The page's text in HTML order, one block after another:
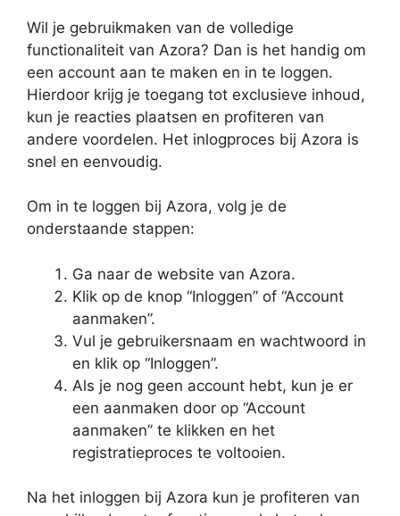
Wil je gebruikmaken van de volledige
functionaliteit van Azora? Dan is het handig om
een account aan te maken en in te loggen.
Hierdoor krijg je toegang tot exclusieve inhoud,
kun je reacties plaatsen en profiteren van
andere voordelen. Het inlogproces bij Azora is
snel en eenvoudig.
Om in te loggen bij Azora, volg je de
onderstaande stappen:
Ga naar de website van Azora.
Klik op de knop “Inloggen” of “Account
aanmaken”.
Vul je gebruikersnaam en wachtwoord in
en klik op “Inloggen”.
Als je nog geen account hebt, kun je er
een aanmaken door op “Account
aanmaken” te klikken en het
registratieproces te voltooien.
Na het inloggen bij Azora kun je profiteren van